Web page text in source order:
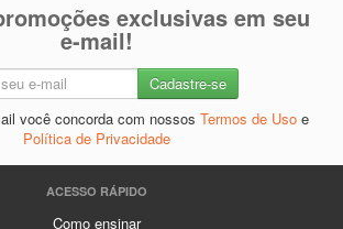
exclusivas em seu
e-mail!
você concorda com nossos Termos de Uso e
Política de Privacidade
ACESSO RÁPIDO
Como ensinar